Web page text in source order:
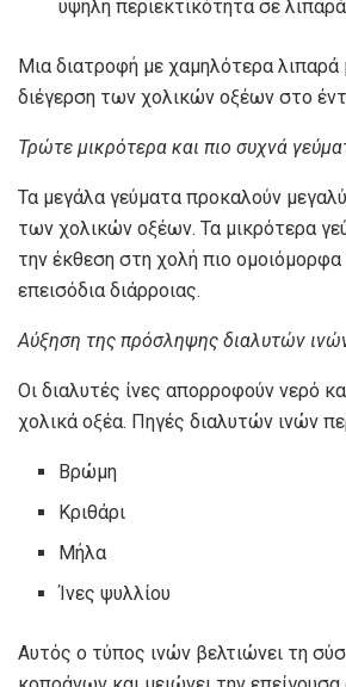
υψηλή περιεκτικότητα σε λιπαρά
Μια διατροφή με χαμηλότερα λιπαρά
διέγερση των χολικών οξέων στο
Τρώτε μικρότερα και πιο συχνά
Τα μεγάλα γεύματα προκαλούν
των χολικών οξέων. Τα μικρότερα
την έκθεση στη χολή πιο ομοιόμορφα
επεισόδια διάρροιας.
Αύξηση της πρόσληψης διαλυτών
Οι διαλυτές ίνες απορροφούν νερό
χολικά οξέα. Πηγές διαλυτών ινών
Βρώμη
Κριθάρι
Μήλα
Ίνες ψυλλίου
Αυτός ο τύπος ινών βελτιώνει τη